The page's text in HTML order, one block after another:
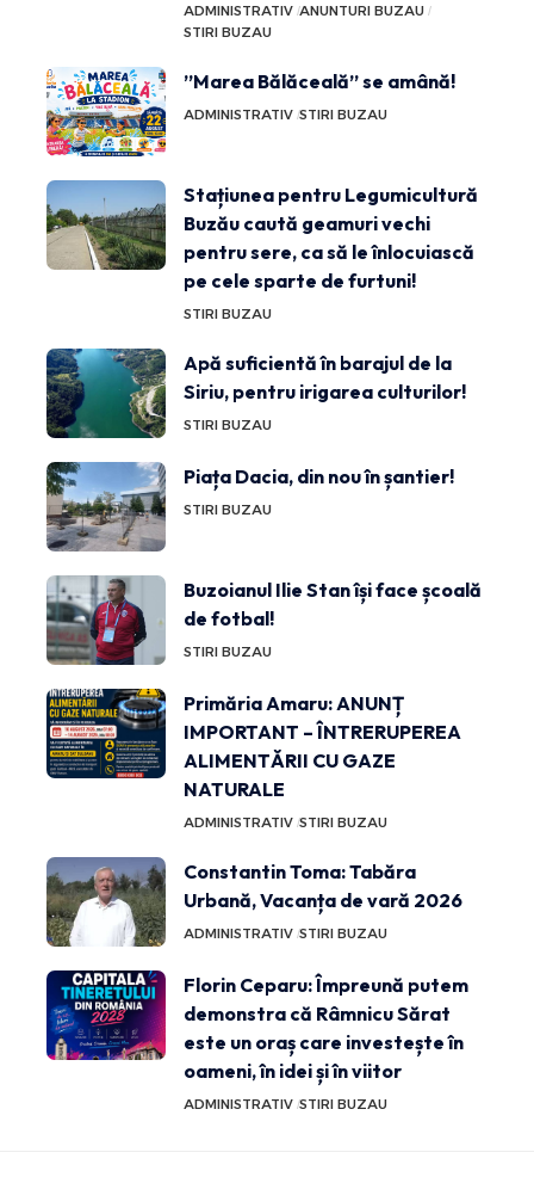
ADMINISTRATIV ANUNTURI BUZAU
STIRI BUZAU
”Marea Bălăceală” se amână!
ADMINISTRATIV STIRI BUZAU
Stațiunea pentru Legumicultură
Buzău caută geamuri vechi
pentru sere, ca să le înlocuiască
pe cele sparte de furtuni!
STIRI BUZAU
Apă suficientă în barajul de la
Siriu, pentru irigarea culturilor!
STIRI BUZAU
Piața Dacia, din nou în șantier!
STIRI BUZAU
Buzoianul Ilie Stan își face școală
de fotbal!
STIRI BUZAU
Primăria Amaru: ANUNȚ
IMPORTANT – ÎNTRERUPEREA
ALIMENTĂRII CU GAZE
NATURALE
ADMINISTRATIV STIRI BUZAU
Constantin Toma: Tabăra
Urbană, Vacanța de vară 2026
ADMINISTRATIV STIRI BUZAU
Florin Ceparu: Împreună putem
demonstra că Râmnicu Sărat
este un oraș care investește în
oameni, în idei și în viitor
ADMINISTRATIV STIRI BUZAU